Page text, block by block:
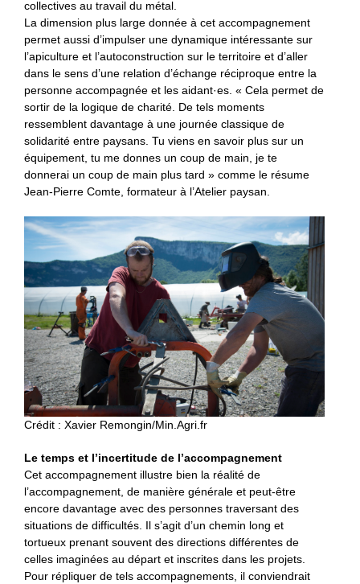
collectives au travail du métal.
La dimension plus large donnée à cet accompagnement
permet aussi d’impulser une dynamique intéressante sur
l’apiculture et l’autoconstruction sur le territoire et d’aller
dans le sens d’une relation d’échange réciproque entre la
personne accompagnée et les aidant·es. « Cela permet de
sortir de la logique de charité. De tels moments
ressemblent davantage à une journée classique de
solidarité entre paysans. Tu viens en savoir plus sur un
équipement, tu me donnes un coup de main, je te
donnerai un coup de main plus tard » comme le résume
Jean-Pierre Comte, formateur à l’Atelier paysan.
Crédit : Xavier Remongin/Min.Agri.fr
Le temps et l’incertitude de l’accompagnement
Cet accompagnement illustre bien la réalité de
l’accompagnement, de manière générale et peut-être
encore davantage avec des personnes traversant des
situations de difficultés. Il s’agit d’un chemin long et
tortueux prenant souvent des directions différentes de
celles imaginées au départ et inscrites dans les projets.
Pour répliquer de tels accompagnements, il conviendrait